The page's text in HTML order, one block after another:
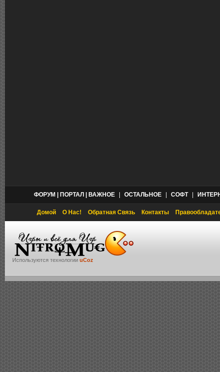
ФОРУМ | ПОРТАЛ | ВАЖНОЕ ОСТАЛЬНОЕ СОФТ
Домой О Нас! Обратная Связь Контакты
Используются технологии uCoz